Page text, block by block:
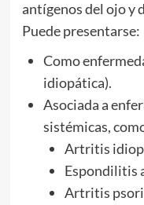
antígenos del ojo y
Puede presentarse:
Como
idiopática).
Asociada a
sistémicas,
Artritis
Espondilitis
Artritis